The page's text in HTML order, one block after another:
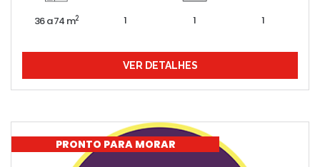
36 a 74 m2 1 1 1
VER DETALHES
PRONTO PARA MORAR